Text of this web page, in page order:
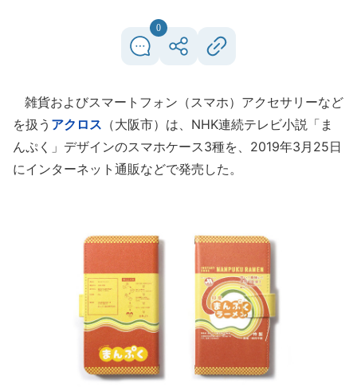
0
雑貨およびスマートフォン（スマホ）アクセサリーなど
を扱う アクロス （大阪市）は、NHK連続テレビ小説「ま
んぷく」デザインのスマホケース3種を、2019年3月25日
にインターネット通販などで発売した。